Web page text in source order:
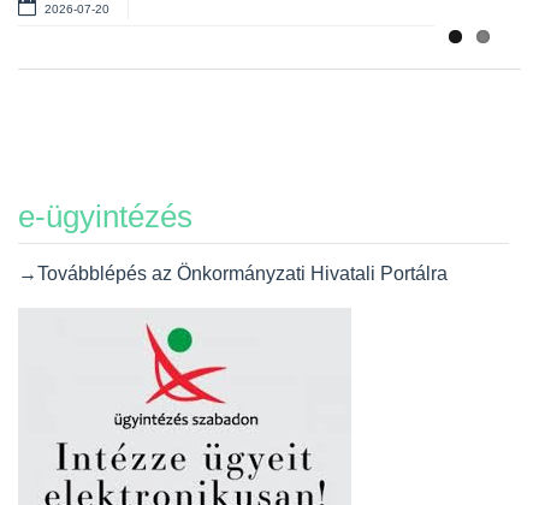
2026-07-20
e-ügyintézés
→Továbblépés az Önkormányzati Hivatali Portálra